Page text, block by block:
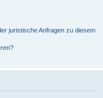
juristische Anfragen zu diesem